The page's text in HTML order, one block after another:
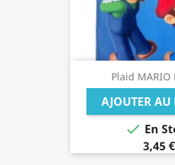
Plaid MARIO
AJOUTER
 En
3,45 €